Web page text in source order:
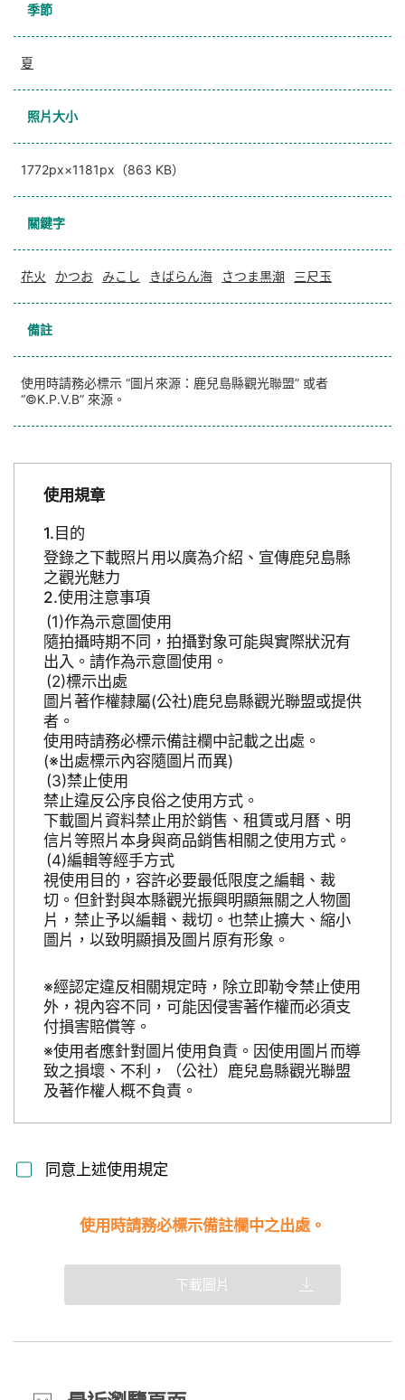
季節
夏
照片大小
1772px×1181px（863 KB）
關鍵字
花火 かつお みこし きばらん海 さつま黒潮 三尺玉
備註
使用時請務必標示 “圖片來源：鹿兒島縣觀光聯盟” 或者
“©K.P.V.B” 來源。
使用規章
目的
登錄之下載照片用以廣為介紹、宣傳鹿兒島縣
之觀光魅力
使用注意事項
作為示意圖使用
隨拍攝時期不同，拍攝對象可能與實際狀況有
出入。請作為示意圖使用。
標示出處
圖片著作權隸屬(公社)鹿兒島縣觀光聯盟或提供
者。
使用時請務必標示備註欄中記載之出處。
(※出處標示內容隨圖片而異)
禁止使用
禁止違反公序良俗之使用方式。
下載圖片資料禁止用於銷售、租賃或月曆、明
信片等照片本身與商品銷售相關之使用方式。
編輯等經手方式
視使用目的，容許必要最低限度之編輯、裁
切。但針對與本縣觀光振興明顯無關之人物圖
片，禁止予以編輯、裁切。也禁止擴大、縮小
圖片，以致明顯損及圖片原有形象。
※經認定違反相關規定時，除立即勒令禁止使用
外，視內容不同，可能因侵害著作權而必須支
付損害賠償等。
※使用者應針對圖片使用負責。因使用圖片而導
致之損壞、不利，（公社）鹿兒島縣觀光聯盟
及著作權人概不負責。
同意上述使用規定
使用時請務必標示備註欄中之出處。
下載圖片